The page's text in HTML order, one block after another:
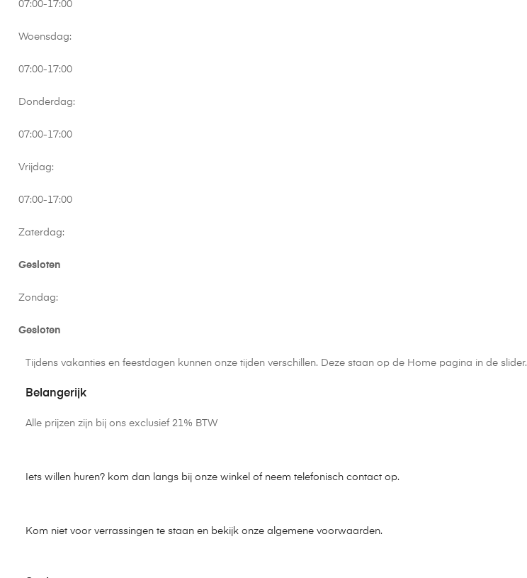
07:00-17:00
Woensdag:
07:00-17:00
Donderdag:
07:00-17:00
Vrijdag:
07:00-17:00
Zaterdag:
Gesloten
Zondag:
Gesloten
Tijdens vakanties en feestdagen kunnen onze tijden verschillen. Deze staan op de Home pagina in de slider.
Belangerijk
Alle prijzen zijn bij ons exclusief 21% BTW
Iets willen huren? kom dan langs bij onze winkel of neem telefonisch contact op.
Kom niet voor verrassingen te staan en bekijk onze algemene voorwaarden.